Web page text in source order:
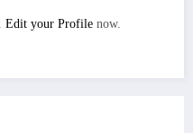
Edit your Profile now.